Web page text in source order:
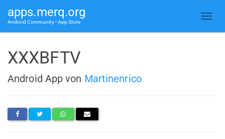
apps.merq.org
Android Community • App Store
XXXBFTV
Android App von Martinenrico